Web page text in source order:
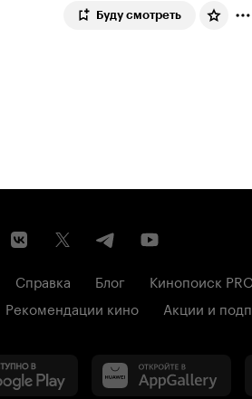
Буду смотреть
Справка Блог Кинопоиск
Рекомендации кино Акции и